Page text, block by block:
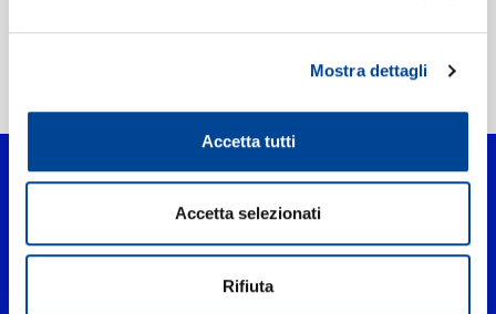
Mostra dettagli
Accetta tutti
Accetta selezionati
Rifiuta